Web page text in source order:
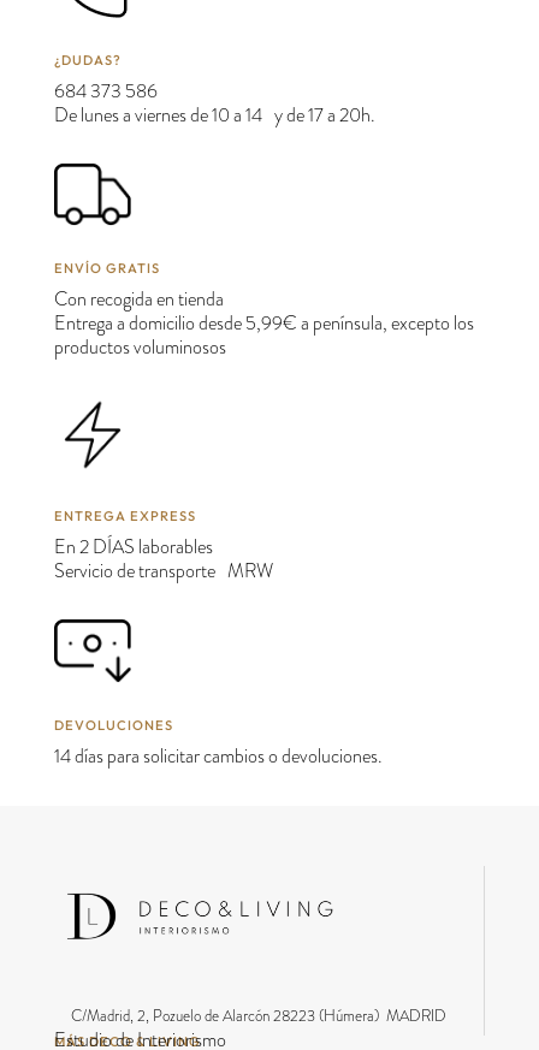
¿DUDAS?
684 373 586
De lunes a viernes de 10 a 14 y de 17 a 20h.
ENVÍO GRATIS
Con recogida en tienda
Entrega a domicilio desde 5,99€ a península, excepto los
productos voluminosos
ENTREGA EXPRESS
En 2 DÍAS laborables
Servicio de transporte MRW
DEVOLUCIONES
14 días para solicitar cambios o devoluciones.
C/Madrid, 2, Pozuelo de Alarcón 28223 (Húmera) MADRID
MÁS DECO & LIVING
Estudio de Interiorismo